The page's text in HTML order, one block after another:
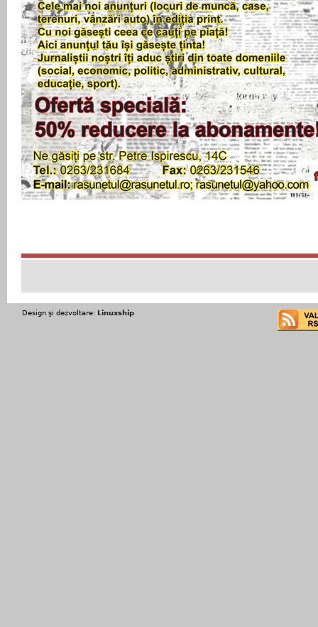
Design şi dezvoltare: Linuxship